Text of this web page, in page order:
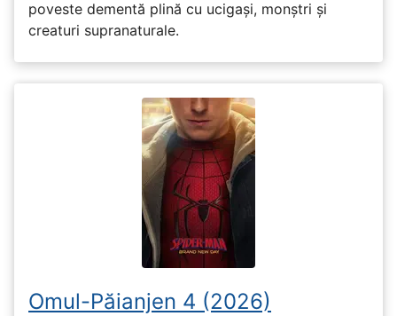
poveste dementă plină cu ucigași, monștri și
creaturi supranaturale.
Omul-Păianjen 4 (2026)